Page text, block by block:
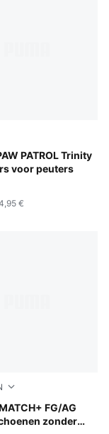
PATROL Trinity
voor peuters
PUMA White-
€
FG/AG
zonder
PUMA White-